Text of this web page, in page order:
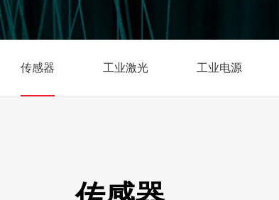
传感器 工业激光 工业电源